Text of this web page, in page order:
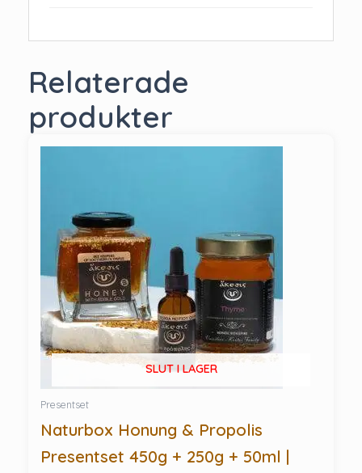
Relaterade
produkter
SLUT I LAGER
Presentset
Naturbox Honung & Propolis
Presentset 450g + 250g + 50ml |